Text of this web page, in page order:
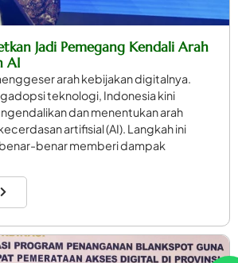
Jadi Pemegang Kendali Arah
AI
arah kebijakan digitalnya.
teknologi, Indonesia kini
dan menentukan arah
artifisial (AI). Langkah ini
benar memberi dampak